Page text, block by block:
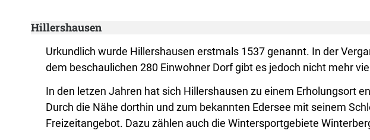
Hillershausen
Urkundlich wurde Hillershausen erstmals 1537 genannt. In der
dem beschaulichen 280 Einwohner Dorf gibt es jedoch nicht mehr
In den letzen Jahren hat sich Hillershausen zu einem Erholungsort
Durch die Nähe dorthin und zum bekannten Edersee mit seinem
Freizeitangebot. Dazu zählen auch die Wintersportgebiete